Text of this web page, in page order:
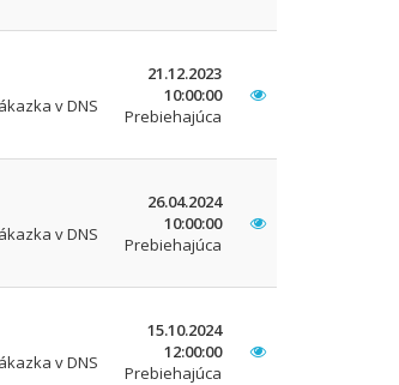
v DNS
21.12.2023
10:00:00
Prebiehajúca
v DNS
26.04.2024
10:00:00
Prebiehajúca
v DNS
15.10.2024
12:00:00
Prebiehajúca